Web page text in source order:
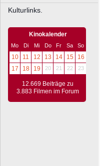
Kulturlinks.
Kinokalender
Mo Di Mi Do Fr Sa So
10 11 12 13 14 15
16
17
18 19 20 21 22 23
12.669 Beiträge zu
3.883 Filmen im Forum